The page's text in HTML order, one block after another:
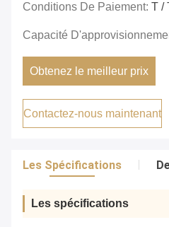
Conditions De Paiement: T /
Capacité
Obtenez le meilleur prix
Contactez-nous maintenant
Les Spécifications
Les spécifications